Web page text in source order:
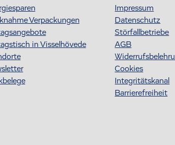
Verpackungen
in Visselhövede
Impressum
Datenschutz
Störfallbetriebe
AGB
Cookies
Integritätskanal
Barrierefreiheit